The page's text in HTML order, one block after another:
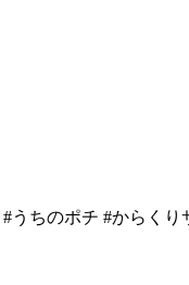
#うちのポチ #からくり